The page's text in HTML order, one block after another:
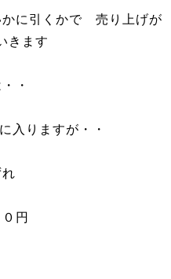
に引くかで 売り上げが
きます
・
入りますが・・
円